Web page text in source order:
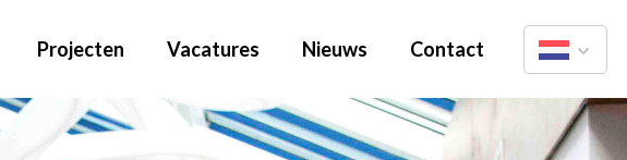
Projecten Vacatures Nieuws Contact